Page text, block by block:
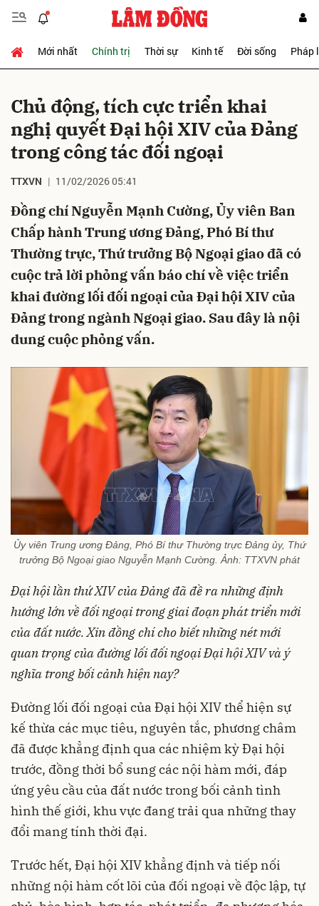
Mới nhất Chính trị Thời sự Kinh tế Đời sống Pháp
Chủ động, tích cực triển khai
nghị quyết Đại hội XIV của Đảng
trong công tác đối ngoại
TTXVN 11/02/2026 05:41
Đồng chí Nguyễn Mạnh Cường, Ủy viên Ban
Chấp hành Trung ương Đảng, Phó Bí thư
Thường trực, Thứ trưởng Bộ Ngoại giao đã có
cuộc trả lời phỏng vấn báo chí về việc triển
khai đường lối đối ngoại của Đại hội XIV của
Đảng trong ngành Ngoại giao. Sau đây là nội
dung cuộc phỏng vấn.
Ủy viên Trung ương Đảng, Phó Bí thư Thường trực Đảng ủy, Thứ
trưởng Bộ Ngoại giao Nguyễn Mạnh Cường. Ảnh: TTXVN phát
Đại hội lần thứ XIV của Đảng đã đề ra những định
hướng lớn về đối ngoại trong giai đoạn phát triển mới
của đất nước. Xin đồng chí cho biết những nét mới
quan trọng của đường lối đối ngoại Đại hội XIV và ý
nghĩa trong bối cảnh hiện nay?
Đường lối đối ngoại của Đại hội XIV thể hiện sự
kế thừa các mục tiêu, nguyên tắc, phương châm
đã được khẳng định qua các nhiệm kỳ Đại hội
trước, đồng thời bổ sung các nội hàm mới, đáp
ứng yêu cầu của đất nước trong bối cảnh tình
hình thế giới, khu vực đang trải qua những thay
đổi mang tính thời đại.
Trước hết, Đại hội XIV khẳng định và tiếp nối
những nội hàm cốt lõi của đối ngoại về độc lập, tự
Gửi bình luận
Hủy Gửi